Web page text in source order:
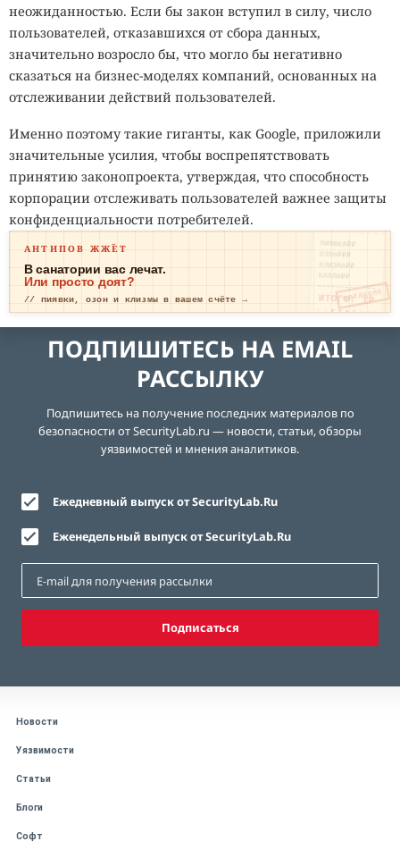
неожиданностью. Если бы закон вступил в силу, число
пользователей, отказавшихся от сбора данных,
значительно возросло бы, что могло бы негативно
сказаться на бизнес-моделях компаний, основанных на
отслеживании действий пользователей.
Именно поэтому такие гиганты, как Google, приложили
значительные усилия, чтобы воспрепятствовать
принятию законопроекта, утверждая, что способность
корпорации отслеживать пользователей важнее защиты
конфиденциальности потребителей.
ПИЯВКИ₽₽
ОЗОН₽₽₽
КЛИЗМА₽₽
КАПЛИ₽₽
ИТОГО: ТР
ЕВОГА
ОПЛАЧЕНО
АНТИПОВ ЖЖЁТ
В санатории вас лечат.
Или просто доят?
// пиявки, озон и клизмы в вашем счёте →
ПОДПИШИТЕСЬ НА EMAIL
РАССЫЛКУ
Подпишитесь на получение последних материалов по
безопасности от SecurityLab.ru — новости, статьи, обзоры
уязвимостей и мнения аналитиков.
Ежедневный выпуск от SecurityLab.Ru
Еженедельный выпуск от SecurityLab.Ru
Подписаться
Новости
Уязвимости
Статьи
Блоги
Софт